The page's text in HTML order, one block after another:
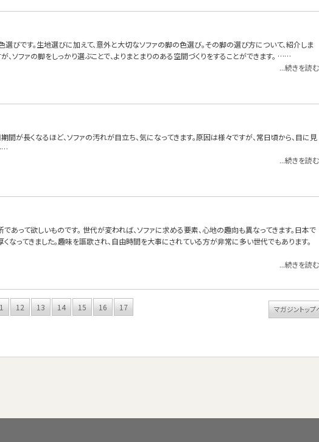
選びです。生地選びに加えて、意外と大切なソファの脚の色選び。その脚の選び方について、紹介しま
ソファの脚をしっかり選ぶことで、よりまとまりのある空間づくりをすることができます。 ……
...続きを読む
間が長くなるほど、ソファの汚れが目立ち、気になってきます。原因は様々ですが、常日頃から、目に見
...続きを読む
あって欲しいものです。 世代が変われば、ソファに求める要素、心地の趣向も異なってきます。日本で
なってきました。趣味を謳歌され、自由時間を大事にされている方が非常に多い世代でもあります。
...続きを読む
12 13 14 15 16
17
マガジントップ